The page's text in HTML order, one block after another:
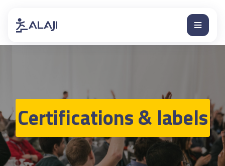
Certifications & labels